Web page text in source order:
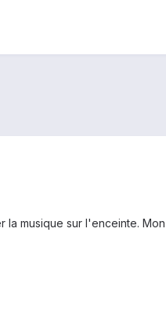
musique sur l'enceinte.